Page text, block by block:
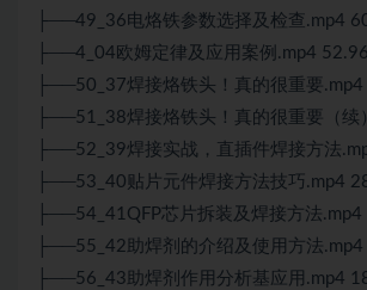
├──49_36电烙铁参数选择及检查.mp4
├──4_04欧姆定律及应用案例.mp4
├──50_37焊接烙铁头！真的很重要
├──51_38焊接烙铁头！真的很重要（续
├──52_39焊接实战，直插件焊接方法
├──53_40贴片元件焊接方法技巧.mp4
├──54_41QFP芯片拆装及焊接方法
├──55_42助焊剂的介绍及使用方法
├──56_43助焊剂作用分析基应用.mp4